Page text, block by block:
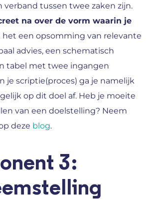
verband tussen twee zaken zijn.
na over de vorm waarin je
het een opsomming van relevante
advies, een schematisch
tabel met twee ingangen
je scriptie(proces) ga je namelijk
op dit doel af. Heb je moeite
van een doelstelling? Neem
deze blog.
3: